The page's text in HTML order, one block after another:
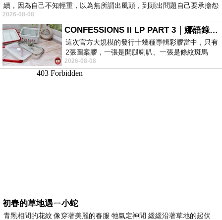
續，因為自己不知輕重，以為無所謂出風頭，到頭出問題自己要承擔怨
不
2026-08-08
CONFESSIONS II LP PART 3｜娜語錄II LP PART 3
這次官方大規模的發行十幾種專輯彩膠當中，只有
2張圖案膠，一張是開腿喇叭、一張是條紋斑馬
版；目前官網上只剩澳洲商店AU STORE
2026-08-08
初春的草地遇ㄧ小蛇
青黑相間的花紋 像穿著美麗的春服 牠氣定神閒 緩緩沿著草地的起伏